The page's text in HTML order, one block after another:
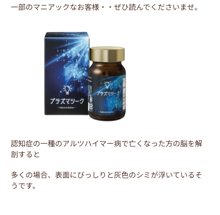
一部のマニアックなお客様・・ぜひ読んでくださいませ。
認知症の一種のアルツハイマー病で亡くなった方の脳を解
剖すると
多くの場合、表面にびっしりと灰色のシミが浮いているそ
うです。